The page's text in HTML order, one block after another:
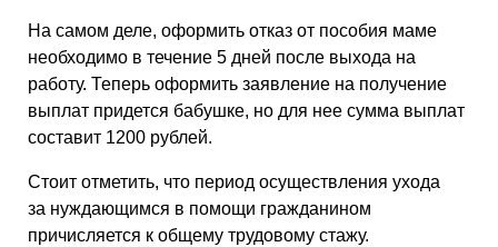
На самом деле, оформить отказ от пособия маме
необходимо в течение 5 дней после выхода на
работу. Теперь оформить заявление на получение
выплат придется бабушке, но для нее сумма выплат
составит 1200 рублей.
Стоит отметить, что период осуществления ухода
за нуждающимся в помощи гражданином
причисляется к общему трудовому стажу.